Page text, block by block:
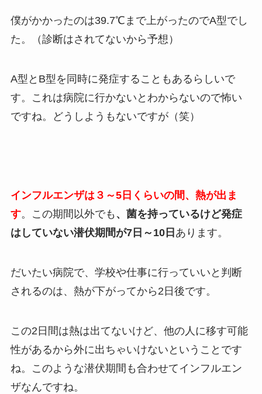
僕がかかったのは39.7℃まで上がったのでA型でし
た。（診断はされてないから予想）
A型とB型を同時に発症することもあるらしいで
す。これは病院に行かないとわからないので怖い
ですね。どうしようもないですが（笑）
インフルエンザは３～5日くらいの間、熱が出ま
す。この期間以外でも 、菌を持っているけど発症
はしていない潜伏期間が7日～10日 あります。
だいたい病院で、学校や仕事に行っていいと判断
されるのは、熱が下がってから2日後です。
この2日間は熱は出てないけど、他の人に移す可能
性があるから外に出ちゃいけないということです
ね。このような潜伏期間も合わせてインフルエン
ザなんですね。